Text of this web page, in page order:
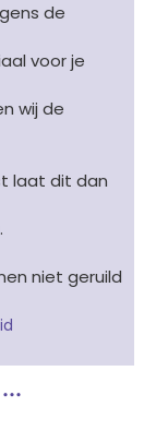
de
voor je
wij de
laat dit dan
niet geruild
…